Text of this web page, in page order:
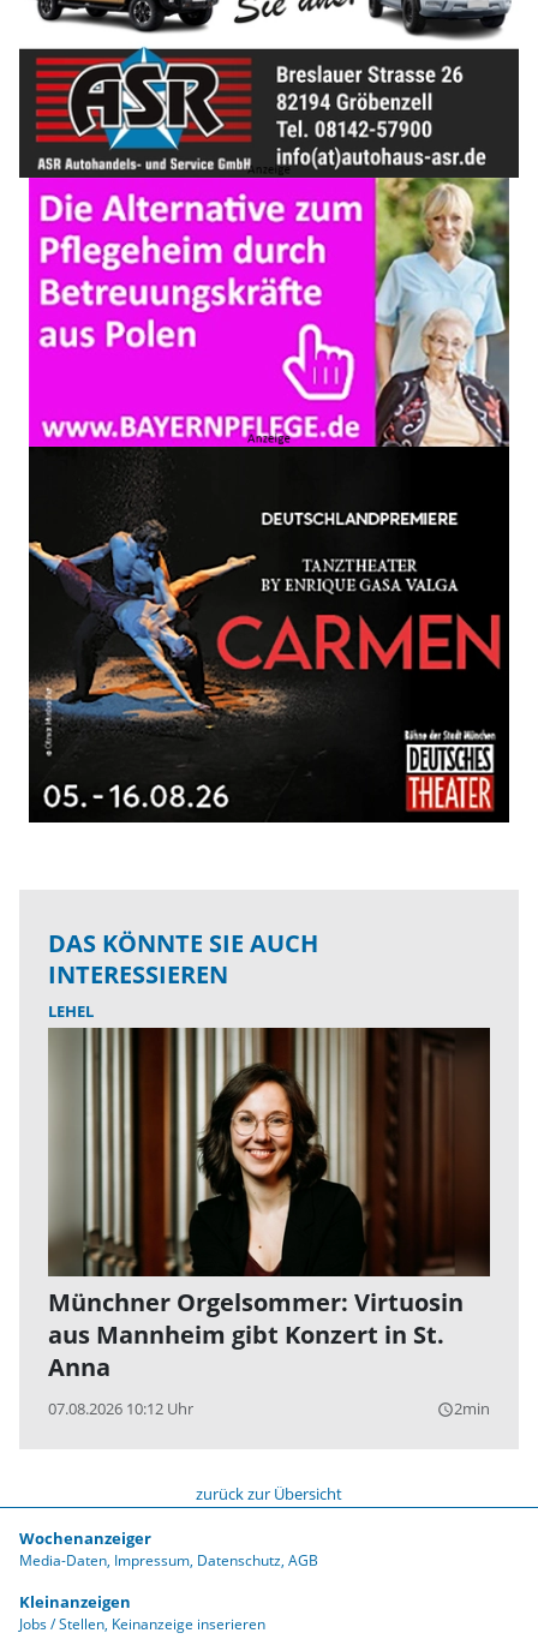
DAS KÖNNTE SIE AUCH
INTERESSIEREN
LEHEL
Münchner Orgelsommer: Virtuosin
aus Mannheim gibt Konzert in St.
Anna
07.08.2026 10:12 Uhr query_builder2min
zurück zur Übersicht
Wochenanzeiger
Media-Daten Impressum Datenschutz AGB
Kleinanzeigen
Jobs / Stellen Keinanzeige inserieren